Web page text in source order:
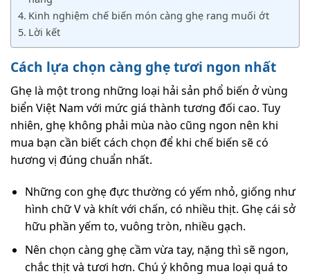
Kinh nghiệm chế biến món càng ghẹ rang muối ớt
Lời kết
Cách lựa chọn càng ghẹ tươi ngon nhất
Ghẹ là một trong những loại hải sản phổ biến ở vùng
biển Việt Nam với mức giá thành tương đối cao. Tuy
nhiên, ghẹ không phải mùa nào cũng ngon nên khi
mua bạn cần biết cách chọn để khi chế biến sẽ có
hương vị đúng chuẩn nhất.
Những con ghẹ đực thường có yếm nhỏ, giống như
hình chữ V và khít với chấn, có nhiều thịt. Ghẹ cái sở
hữu phần yếm to, vuông tròn, nhiều gạch.
Nên chọn càng ghẹ cầm vừa tay, nặng thì sẽ ngon,
chắc thịt và tươi hơn. Chú ý không mua loại quá to